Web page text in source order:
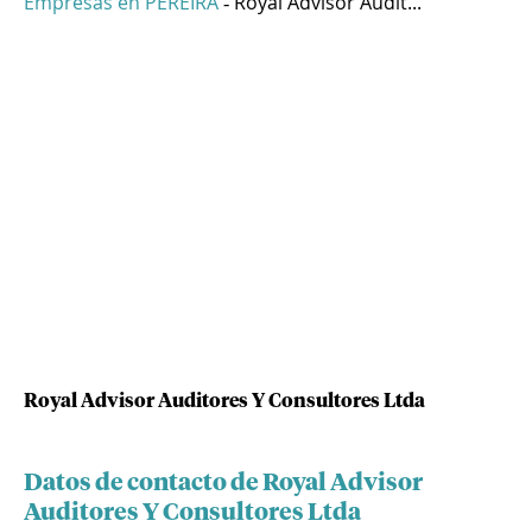
Royal Advisor Auditores Y Consultores Ltda
Datos de contacto de Royal Advisor
Auditores Y Consultores Ltda